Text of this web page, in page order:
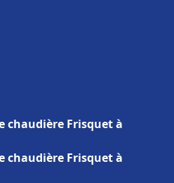
chaudière Frisquet à
chaudière Frisquet à